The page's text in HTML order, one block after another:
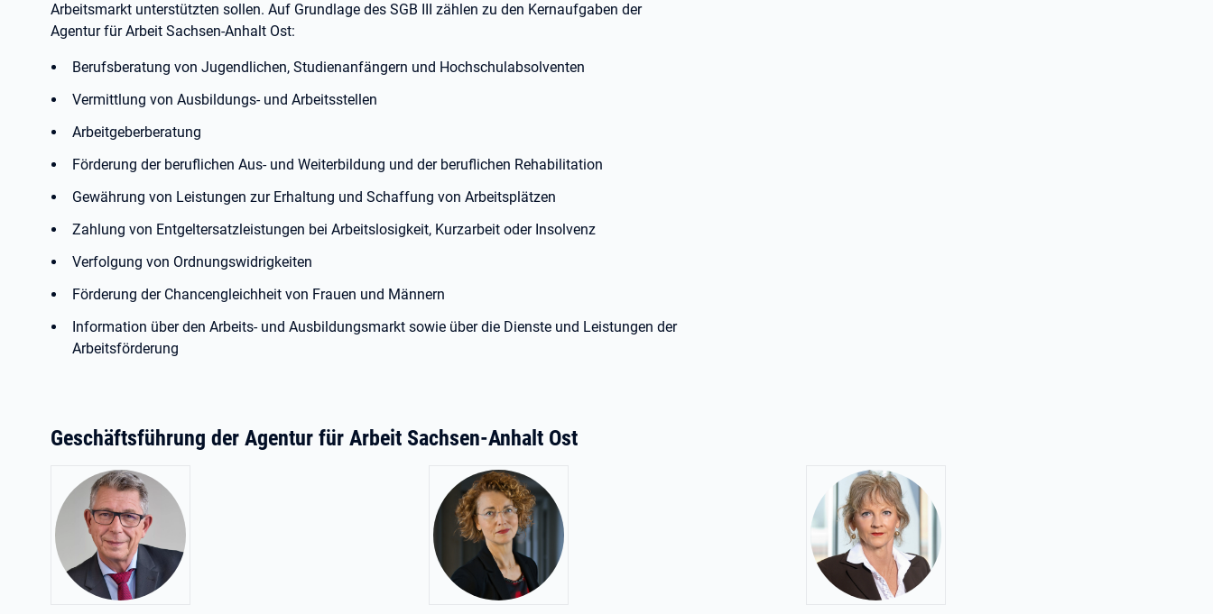
Arbeitsmarkt unterstützten sollen. Auf Grundlage des SGB III zählen zu den Kernaufgaben der
Agentur für Arbeit Sachsen-Anhalt Ost:
Berufsberatung von Jugendlichen, Studienanfängern und Hochschulabsolventen
Vermittlung von Ausbildungs- und Arbeitsstellen
Arbeitgeberberatung
Förderung der beruflichen Aus- und Weiterbildung und der beruflichen Rehabilitation
Gewährung von Leistungen zur Erhaltung und Schaffung von Arbeitsplätzen
Zahlung von Entgeltersatzleistungen bei Arbeitslosigkeit, Kurzarbeit oder Insolvenz
Verfolgung von Ordnungswidrigkeiten
Förderung der Chancengleichheit von Frauen und Männern
Information über den Arbeits- und Ausbildungsmarkt sowie über die Dienste und Leistungen der
Arbeitsförderung
Geschäftsführung der Agentur für Arbeit Sachsen-Anhalt Ost